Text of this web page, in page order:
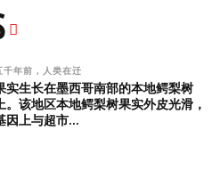
千年前，人类在迁
实生长在墨西哥南部的本地鳄梨树
。该地区本地鳄梨树果实外皮光滑，
因上与超市...